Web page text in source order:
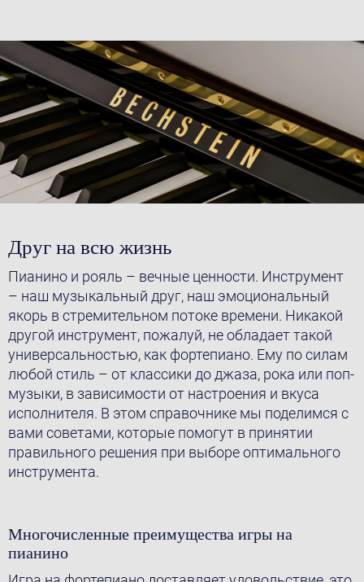
Друг на всю жизнь
Пианино и рояль – вечные ценности. Инструмент
– наш музыкальный друг, наш эмоциональный
якорь в стремительном потоке времени. Никакой
другой инструмент, пожалуй, не обладает такой
универсальностью, как фортепиано. Ему по силам
любой стиль – от классики до джаза, рока или поп-
музыки, в зависимости от настроения и вкуса
исполнителя. В этом справочнике мы поделимся с
вами советами, которые помогут в принятии
правильного решения при выборе оптимального
инструмента.
Многочисленные преимущества игры на
пианино